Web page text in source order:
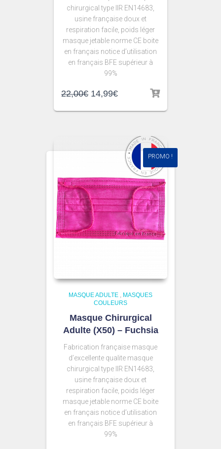
chirurgical type IIR EN14683,
usine française doux et
respiration facile, poids léger
masque jetable norme CE boite
en français notice d’utilisation
en français BFE supérieur à
99%
22,00€ 14,99€
PROMO !
MASQUE ADULTE , MASQUES
COULEURS
Masque Chirurgical
Adulte (X50) – Fuchsia
Fabrication française masque
d’excellente qualite masque
chirurgical type IIR EN14683,
usine française doux et
respiration facile, poids léger
masque jetable norme CE boite
en français notice d’utilisation
en français BFE supérieur à
99%